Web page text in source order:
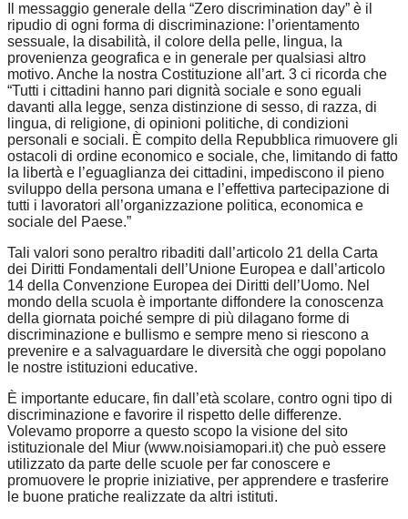
Il messaggio generale della “Zero discrimination day” è il
ripudio di ogni forma di discriminazione: l’orientamento
sessuale, la disabilità, il colore della pelle, lingua, la
provenienza geografica e in generale per qualsiasi altro
motivo. Anche la nostra Costituzione all’art. 3 ci ricorda che
“Tutti i cittadini hanno pari dignità sociale e sono eguali
davanti alla legge, senza distinzione di sesso, di razza, di
lingua, di religione, di opinioni politiche, di condizioni
personali e sociali. È compito della Repubblica rimuovere gli
ostacoli di ordine economico e sociale, che, limitando di fatto
la libertà e l’eguaglianza dei cittadini, impediscono il pieno
sviluppo della persona umana e l’effettiva partecipazione di
tutti i lavoratori all’organizzazione politica, economica e
sociale del Paese.”
Tali valori sono peraltro ribaditi dall’articolo 21 della Carta
dei Diritti Fondamentali dell’Unione Europea e dall’articolo
14 della Convenzione Europea dei Diritti dell’Uomo. Nel
mondo della scuola è importante diffondere la conoscenza
della giornata poiché sempre di più dilagano forme di
discriminazione e bullismo e sempre meno si riescono a
prevenire e a salvaguardare le diversità che oggi popolano
le nostre istituzioni educative.
È importante educare, fin dall’età scolare, contro ogni tipo di
discriminazione e favorire il rispetto delle differenze.
Volevamo proporre a questo scopo la visione del sito
istituzionale del Miur (www.noisiamopari.it) che può essere
utilizzato da parte delle scuole per far conoscere e
promuovere le proprie iniziative, per apprendere e trasferire
le buone pratiche realizzate da altri istituti.